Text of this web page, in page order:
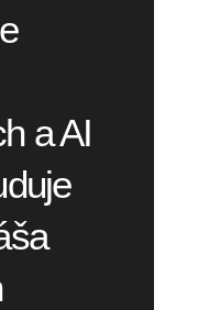
a AI